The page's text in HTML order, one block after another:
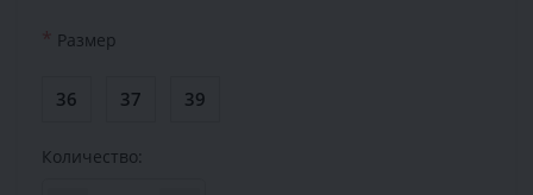
* Размер
36 37 39
Количество: